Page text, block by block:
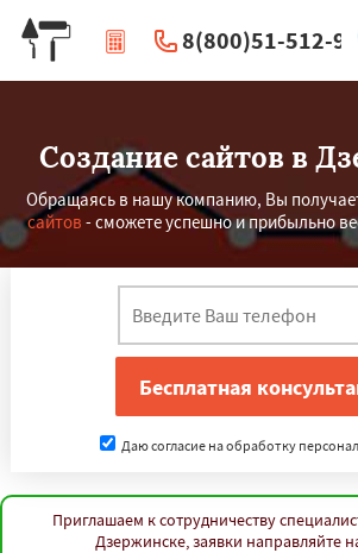
8(800)51-512-96
| Перезвоните
Создание сайтов в
Обращаясь в нашу компанию, Вы
сайтов - сможете успешно и прибыльно
Даю согласие на обработку
Приглашаем к сотрудничеству
Дзержинске, заявки направляйте